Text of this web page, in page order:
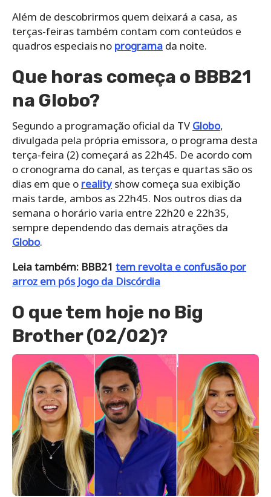
Além de descobrirmos quem deixará a casa, as
terças-feiras também contam com conteúdos e
quadros especiais no programa da noite.
Que horas começa o BBB21
na Globo?
Segundo a programação oficial da TV Globo,
divulgada pela própria emissora, o programa desta
terça-feira (2) começará as 22h45. De acordo com
o cronograma do canal, as terças e quartas são os
dias em que o realityshow começa sua exibição
mais tarde, ambos as 22h45. Nos outros dias da
semana o horário varia entre 22h20 e 22h35,
sempre dependendo das demais atrações da
Globo.
Leia também: BBB21 tem revolta e confusão por
arroz em pós Jogo da Discórdia
O que tem hoje no Big
Brother (02/02)?